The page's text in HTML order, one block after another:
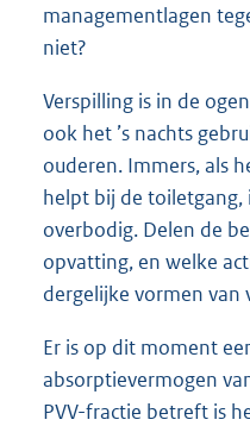
managementlagen
niet?
Verspilling is in de
ook het ’s nachts
ouderen. Immers, als
helpt bij de toiletgang,
overbodig. Delen de
opvatting, en welke
dergelijke vormen van
Er is op dit moment
absorptievermogen
PVV-fractie betreft is